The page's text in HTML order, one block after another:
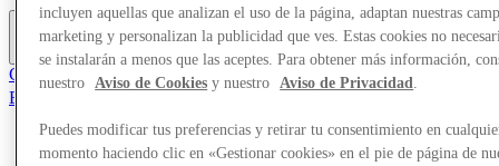
Club
Elementos guardados
Ofertas
incluyen aquellas que analizan el uso de la página, adaptan nuestras
marketing y personalizan la publicidad que ves. Estas cookies no
se instalarán a menos que las aceptes. Para obtener más información,
nuestro
Aviso de Cookies y nuestro Aviso de Privacidad.
Puedes modificar tus preferencias y retirar tu consentimiento en
momento haciendo clic en «Gestionar cookies» en el pie de página de